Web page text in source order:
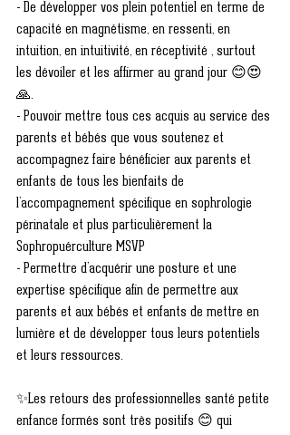
- De développer vos plein potentiel en terme de
capacité en magnétisme, en ressenti, en
intuition, en intuitivité, en réceptivité , surtout
les dévoiler et les affirmer au grand jour 😊😍
🙏.
- Pouvoir mettre tous ces acquis au service des
parents et bébés que vous soutenez et
accompagnez faire bénéficier aux parents et
enfants de tous les bienfaits de
l’accompagnement spécifique en sophrologie
périnatale et plus particulièrement la
Sophropuérculture MSVP
- Permettre d’acquérir une posture et une
expertise spécifique afin de permettre aux
parents et aux bébés et enfants de mettre en
lumière et de développer tous leurs potentiels
et leurs ressources.
✨Les retours des professionnelles santé petite
enfance formés sont très positifs 😊 qui